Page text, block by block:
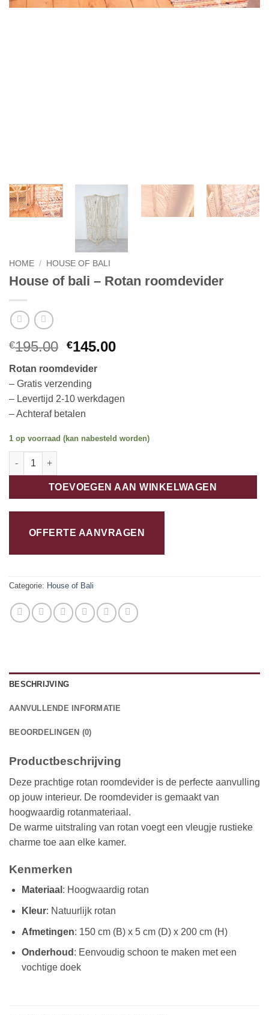
HOME / HOUSE OF BALI
House of bali – Rotan roomdevider
€195.00 Oorspronkelijke
was:
€195.00.
€145.00Huidige
Rotan roomdevider
– Gratis verzending
– Levertijd 2-10 werkdagen
– Achteraf betalen
1 op voorraad (kan nabesteld worden)
House of bali - Rotan roomdevider aantal
TOEVOEGEN AAN WINKELWAGEN
OFFERTE AANVRAGEN
Categorie: House of Bali
BESCHRIJVING
AANVULLENDE INFORMATIE
BEOORDELINGEN (0)
Productbeschrijving
Deze prachtige rotan roomdevider is de perfecte aanvulling
op jouw interieur. De roomdevider is gemaakt van
hoogwaardig rotanmateriaal.
De warme uitstraling van rotan voegt een vleugje rustieke
charme toe aan elke kamer.
Kenmerken
Materiaal : Hoogwaardig rotan
Kleur: Natuurlijk rotan
Afmetingen: 150 cm (B) x 5 cm (D) x 200 cm (H)
Onderhoud : Eenvoudig schoon te maken met een
vochtige doek